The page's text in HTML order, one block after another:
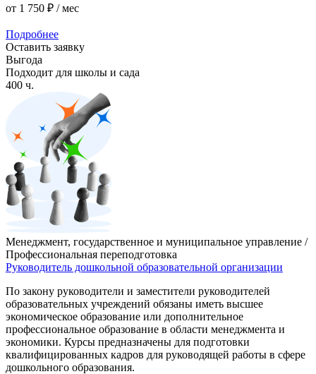
от 1 750 ₽ / мес
Подробнее
Оставить заявку
Выгода
Подходит для школы и сада
400 ч.
Менеджмент, государственное и муниципальное управление /
Профессиональная переподготовка
Руководитель дошкольной образовательной организации
По закону руководители и заместители руководителей
образовательных учреждений обязаны иметь высшее
экономическое образование или дополнительное
профессиональное образование в области менеджмента и
экономики. Курсы предназначены для подготовки
квалифицированных кадров для руководящей работы в сфере
дошкольного образования.